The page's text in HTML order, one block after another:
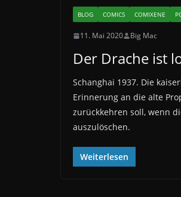
BLOG COMICS COMIXENE
11. Mai 2020 Big Mac
Der Drache ist
Schanghai 1937. Die
Erinnerung an die alte
zurückkehren soll, wenn
auszulöschen.
Weiterlesen